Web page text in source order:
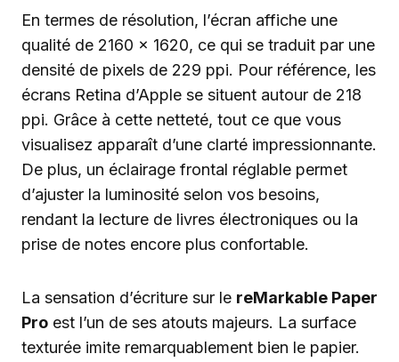
En termes de résolution, l’écran affiche une
qualité de 2160 x 1620, ce qui se traduit par une
densité de pixels de 229 ppi. Pour référence, les
écrans Retina d’Apple se situent autour de 218
ppi. Grâce à cette netteté, tout ce que vous
visualisez apparaît d’une clarté impressionnante.
De plus, un éclairage frontal réglable permet
d’ajuster la luminosité selon vos besoins,
rendant la lecture de livres électroniques ou la
prise de notes encore plus confortable.
La sensation d’écriture sur le reMarkable Paper
Pro est l’un de ses atouts majeurs. La surface
texturée imite remarquablement bien le papier.